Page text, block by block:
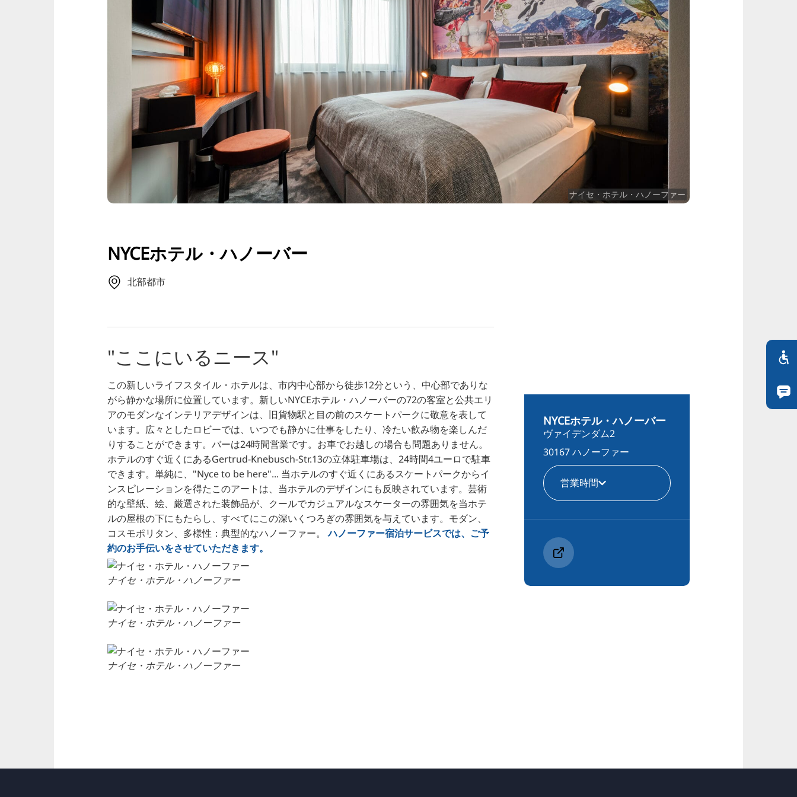
ZH
UK
BG
ナイセ・ホテル・ハノーファー
NYCEホテル・ハノーバー
北部都市
"ここにいるニース"
この新しいライフスタイル・ホテルは、市内中心部から徒歩12分という、中心部でありな
がら静かな場所に位置しています。新しいNYCEホテル・ハノーバーの72の客室と公共エリ
アのモダンなインテリアデザインは、旧貨物駅と目の前のスケートパークに敬意を表して
います。広々としたロビーでは、いつでも静かに仕事をしたり、冷たい飲み物を楽しんだ
りすることができます。バーは24時間営業です。お車でお越しの場合も問題ありません。
ホテルのすぐ近くにあるGertrud-Knebusch-Str.13の立体駐車場は、24時間4ユーロで駐車
できます。単純に、"Nyce to be here"... 当ホテルのすぐ近くにあるスケートパークからイ
ンスピレーションを得たこのアートは、当ホテルのデザインにも反映されています。芸術
的な壁紙、絵、厳選された装飾品が、クールでカジュアルなスケーターの雰囲気を当ホテ
ルの屋根の下にもたらし、すべてにこの深いくつろぎの雰囲気を与えています。モダン、
コスモポリタン、多様性：典型的なハノーファー。ハノーファー宿泊サービスでは、ご予
約のお手伝いをさせていただきます。
ナイセ・ホテル・ハノーファー
ナイセ・ホテル・ハノーファー
ナイセ・ホテル・ハノーファー
NYCEホテル・ハノーバー
ヴァイデンダム2
30167 ハノーファー
営業時間